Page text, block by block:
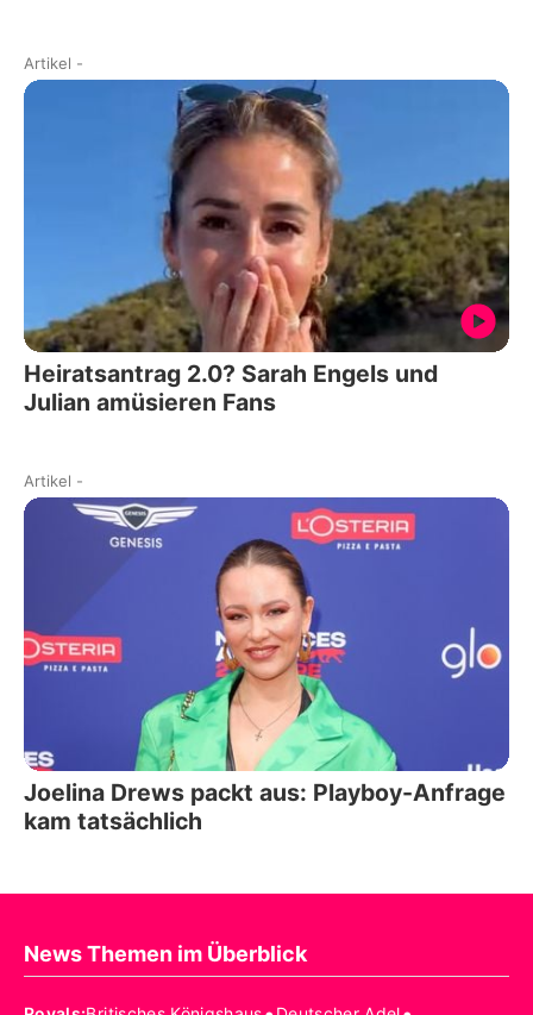
Artikel -
Heiratsantrag 2.0? Sarah Engels und
Julian amüsieren Fans
Artikel -
Joelina Drews packt aus: Playboy-Anfrage
kam tatsächlich
News Themen im Überblick